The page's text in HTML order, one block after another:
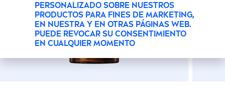
PERSONALIZADO SOBRE NUESTROS
PRODUCTOS PARA FINES DE MARKETING,
EN NUESTRA Y EN OTRAS PÁGINAS WEB.
PUEDE REVOCAR SU CONSENTIMIENTO
EN CUALQUIER MOMENTO